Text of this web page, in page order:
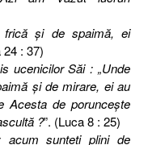
frică şi de spaimă, ei
24 : 37)
ucenicilor Săi : „Unde
şi de mirare, ei au
Acesta de porunceşte
?”. (Luca 8 : 25)
sunteţi plini de